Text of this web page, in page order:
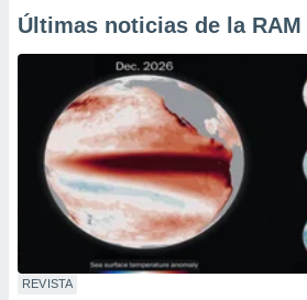
Últimas noticias de la RAM
REVISTA